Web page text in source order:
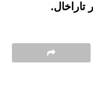
تاراخال.